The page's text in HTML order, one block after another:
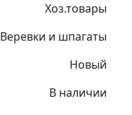
Хоз.товары
Веревки и шпагаты
Новый
В наличии